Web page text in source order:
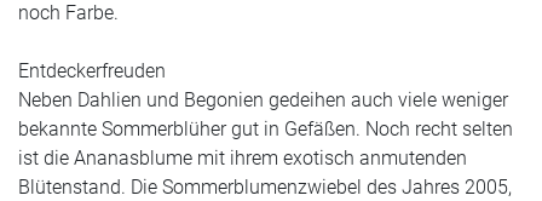
noch Farbe.
Entdeckerfreuden
Neben Dahlien und Begonien gedeihen auch viele weniger
bekannte Sommerblüher gut in Gefäßen. Noch recht selten
ist die Ananasblume mit ihrem exotisch anmutenden
Blütenstand. Die Sommerblumenzwiebel des Jahres 2005,